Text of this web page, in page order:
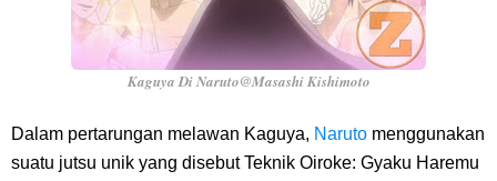
Kaguya Di Naruto@Masashi Kishimoto
Dalam pertarungan melawan Kaguya, Naruto menggunakan
suatu jutsu unik yang disebut Teknik Oiroke: Gyaku Haremu